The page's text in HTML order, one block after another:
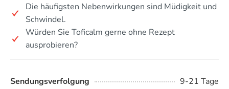
Die häufigsten Nebenwirkungen sind Müdigkeit und
Schwindel.
Würden Sie Toficalm gerne ohne Rezept
ausprobieren?
Sendungsverfolgung
9-21 Tage